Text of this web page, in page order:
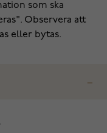
som ska
Observera att
eller bytas.